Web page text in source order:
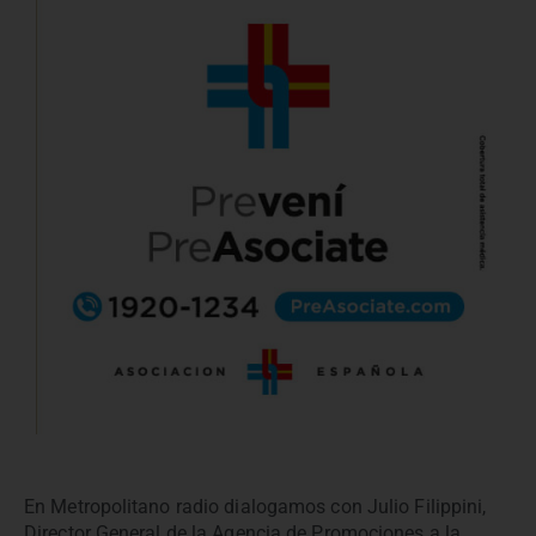
En Metropolitano radio dialogamos con Julio Filippini,